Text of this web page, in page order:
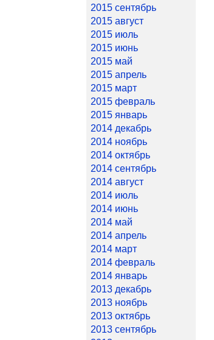
2015 сентябрь
2015 август
2015 июль
2015 июнь
2015 май
2015 апрель
2015 март
2015 февраль
2015 январь
2014 декабрь
2014 ноябрь
2014 октябрь
2014 сентябрь
2014 август
2014 июль
2014 июнь
2014 май
2014 апрель
2014 март
2014 февраль
2014 январь
2013 декабрь
2013 ноябрь
2013 октябрь
2013 сентябрь